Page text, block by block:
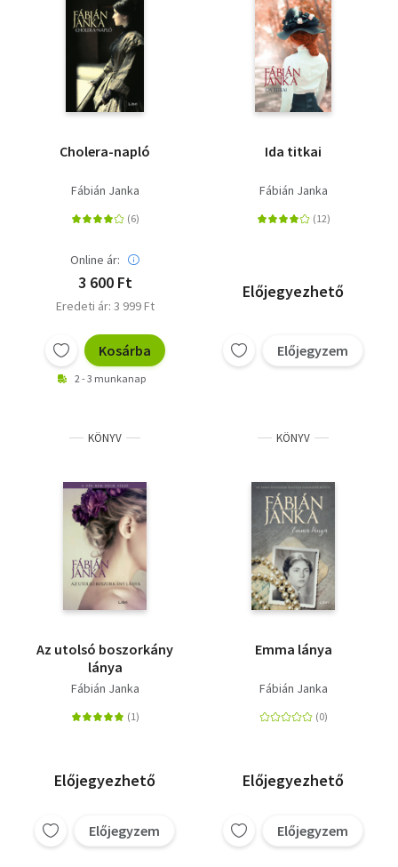
Cholera-napló
Fábián Janka
Online ár:
3 600 Ft
Eredeti ár: 3 999 Ft
Kosárba
2 - 3 munkanap
Ida titkai
Fábián Janka
Előjegyezhető
Előjegyzem
KÖNYV
Az utolsó boszorkány
lánya
Fábián Janka
Előjegyezhető
Előjegyzem
KÖNYV
Emma lánya
Fábián Janka
Előjegyezhető
Előjegyzem